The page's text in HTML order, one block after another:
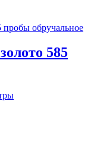
выбрать
на
товара. 585
Этот